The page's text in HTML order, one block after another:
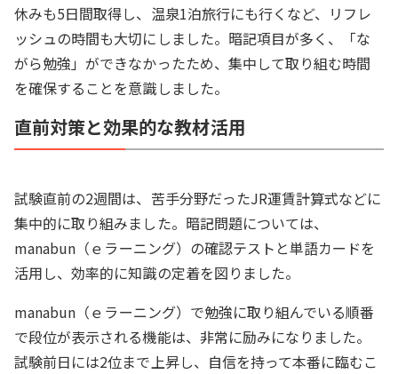
休みも5日間取得し、温泉1泊旅行にも行くなど、リフレ
ッシュの時間も大切にしました。暗記項目が多く、「な
がら勉強」ができなかったため、集中して取り組む時間
を確保することを意識しました。
直前対策と効果的な教材活用
試験直前の2週間は、苦手分野だったJR運賃計算式などに
集中的に取り組みました。暗記問題については、
manabun（ｅラーニング）の確認テストと単語カードを
活用し、効率的に知識の定着を図りました。
manabun（ｅラーニング）で勉強に取り組んでいる順番
で段位が表示される機能は、非常に励みになりました。
試験前日には2位まで上昇し、自信を持って本番に臨むこ